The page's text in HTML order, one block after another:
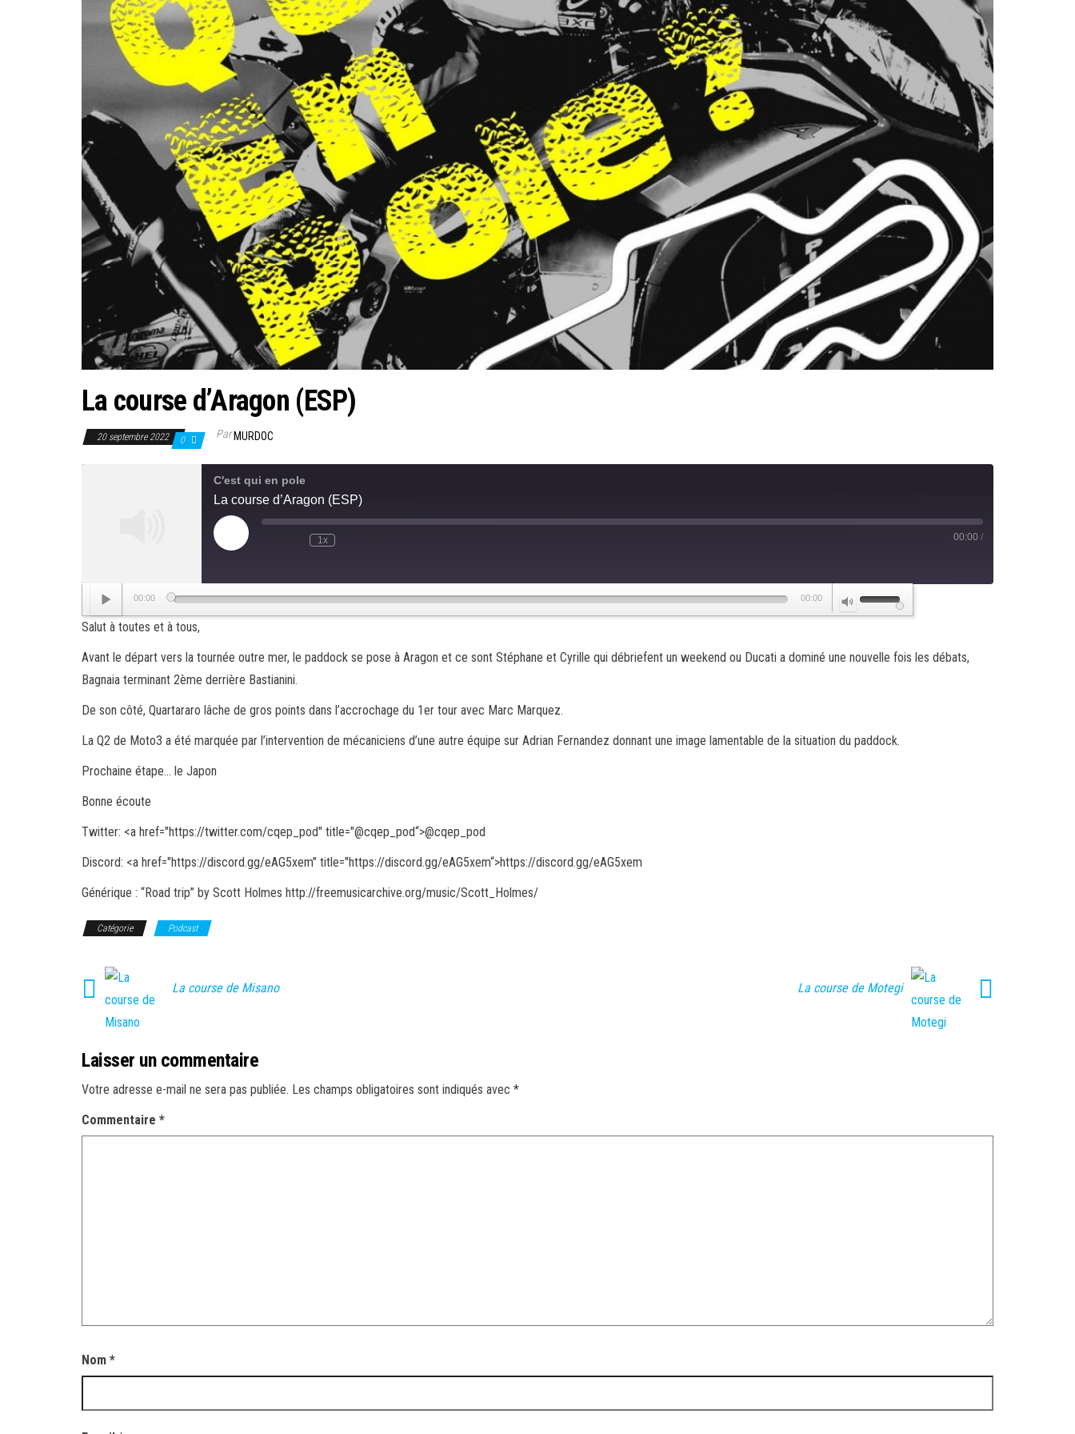
La course d’Aragon (ESP)
20 septembre 2022 0 ParMURDOC
C'est qui en pole
La course d’Aragon (ESP)
Play
Episode Mute/Unmute
Rewind
1x
seconds
00:00 /
Lecteur
audio
00:00 00:00
Utilisez
les
haut/bas
Salut à toutes et à tous,
Avant le départ vers la tournée outre mer, le paddock se pose à Aragon et ce sont Stéphane et Cyrille qui débriefent un weekend ou Ducati a dominé une nouvelle fois les débats,
Bagnaia terminant 2ème derrière Bastianini.
De son côté, Quartararo lâche de gros points dans l’accrochage du 1er tour avec Marc Marquez.
La Q2 de Moto3 a été marquée par l’intervention de mécaniciens d’une autre équipe sur Adrian Fernandez donnant une image lamentable de la situation du paddock.
Prochaine étape… le Japon
Bonne écoute
Twitter: <a href="https://twitter.com/cqep_pod" title="@cqep_pod“>@cqep_pod
Discord: <a href="https://discord.gg/eAG5xem" title="https://discord.gg/eAG5xem“>https://discord.gg/eAG5xem
Générique : “Road trip” by Scott Holmes http://freemusicarchive.org/music/Scott_Holmes/
Catégorie Podcast
La course de Misano La course de Motegi
Laisser un commentaire
Votre adresse e-mail ne sera pas publiée. Les champs obligatoires sont indiqués avec *
Commentaire *
Nom *